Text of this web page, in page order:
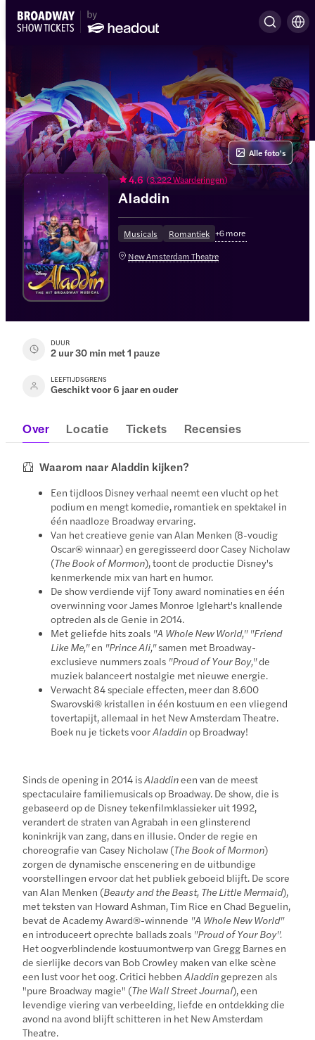
4.6 (3.222 Waarderingen)
Aladdin
Musicals Romantiek +6more
New Amsterdam Theatre
Alle foto's
DUUR
2 uur 30 min met 1 pauze
LEEFTIJDSGRENS
Geschikt voor 6 jaar en ouder
Over Locatie Tickets Recensies
Waarom naar Aladdin kijken?
Een tijdloos Disney verhaal neemt een vlucht op het
podium en mengt komedie, romantiek en spektakel in
één naadloze Broadway ervaring.
Van het creatieve genie van Alan Menken (8-voudig
Oscar® winnaar) en geregisseerd door Casey Nicholaw
(The Book of Mormon), toont de productie Disney's
kenmerkende mix van hart en humor.
De show verdiende vijf Tony award nominaties en één
overwinning voor James Monroe Iglehart's knallende
optreden als de Genie in 2014.
Met geliefde hits zoals "A Whole New World," "Friend
Like Me,"en "Prince Ali,"samen met Broadway-
exclusieve nummers zoals "Proud of Your Boy,"de
muziek balanceert nostalgie met nieuwe energie.
Verwacht 84 speciale effecten, meer dan 8.600
Swarovski® kristallen in één kostuum en een vliegend
tovertapijt, allemaal in het New Amsterdam Theatre.
Boek nu je tickets voorAladdinop Broadway!
Sinds de opening in 2014 isAladdineen van de meest
spectaculaire familiemusicals op Broadway. De show, die is
gebaseerd op de Disney tekenfilmklassieker uit 1992,
verandert de straten van Agrabah in een glinsterend
koninkrijk van zang, dans en illusie. Onder de regie en
choreografie van Casey Nicholaw (The Book of Mormon)
zorgen de dynamische enscenering en de uitbundige
voorstellingen ervoor dat het publiek geboeid blijft. De score
van Alan Menken (Beauty and the Beast, The Little Mermaid),
met teksten van Howard Ashman, Tim Rice en Chad Beguelin,
bevat de Academy Award®-winnende "A Whole New World"
en introduceert oprechte ballads zoals "Proud of Your Boy".
Het oogverblindende kostuumontwerp van Gregg Barnes en
de sierlijke decors van Bob Crowley maken van elke scène
een lust voor het oog. Critici hebbenAladdin geprezen als
"pure Broadway magie" (The Wall Street Journal), een
levendige viering van verbeelding, liefde en ontdekking die
avond na avond blijft schitteren in het New Amsterdam
Theatre.